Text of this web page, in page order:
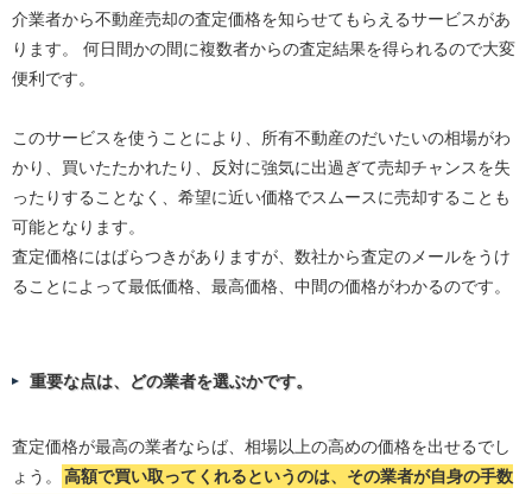
介業者から不動産売却の査定価格を知らせてもらえるサービスがあ
ります。 何日間かの間に複数者からの査定結果を得られるので大変
便利です。
このサービスを使うことにより、所有不動産のだいたいの相場がわ
かり、買いたたかれたり、反対に強気に出過ぎて売却チャンスを失
ったりすることなく、希望に近い価格でスムースに売却することも
可能となります。
査定価格にはばらつきがありますが、数社から査定のメールをうけ
ることによって最低価格、最高価格、中間の価格がわかるのです。
重要な点は、どの業者を選ぶかです。
査定価格が最高の業者ならば、相場以上の高めの価格を出せるでし
ょう。
高額で買い取ってくれるというのは、その業者が自身の手数